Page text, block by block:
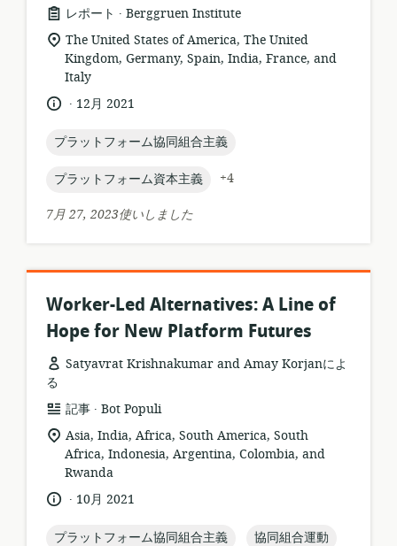
リ
ソ
ー
ス
フ
ォ
マ
ト:
レポート .
公
開
者:
Berggruen Institute
関
連
す
ケ
ー
シ
ョ
ン:
The United States of America, The United
Kingdom, Germany, Spain, India, France, and
Italy
言
.
公
日:
12月 2021
topic:
プラットフォーム協同組合主義
topic:
プラットフォーム資本主義
+4
7月 27, 2023使いしました
Worker-Led Alternatives: A Line of
Hope for New Platform Futures
Satyavrat Krishnakumar and Amay Korjanによ
る
リ
ソ
ー
ス
フ
ォ
マ
記事 .
公
開
者:
Bot Populi
関
連
す
ケ
Asia, India, Africa, South America, South
Africa, Indonesia, Argentina, Colombia, and
Rwanda
言
.
公
日:
10月 2021
topic:
プラットフォーム協同組合主義 topic:
協同組合運動